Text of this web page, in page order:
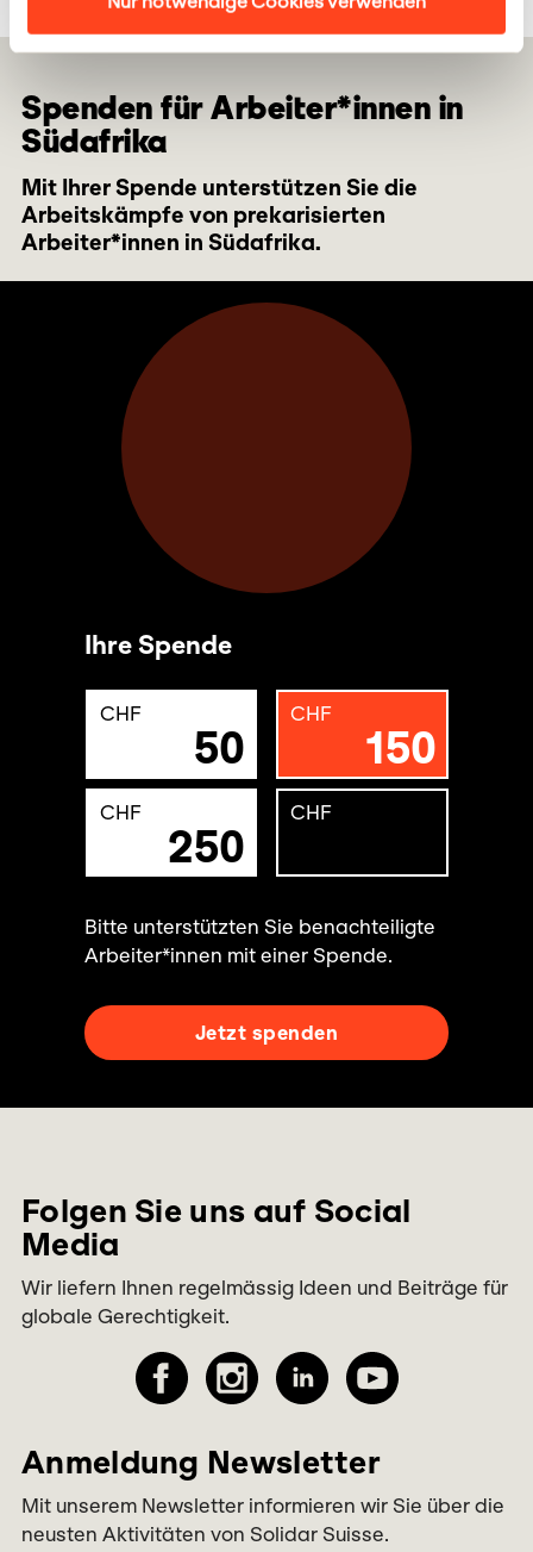
Spenden für Arbeiter*innen in
Südafrika
Mit Ihrer Spende unterstützen Sie die
Arbeitskämpfe von prekarisierten
Arbeiter*innen in Südafrika.
Ihre Spende
50
CHF
150
CHF
250
CHF CHF
Bitte unterstützten Sie benachteiligte
Arbeiter*innen mit einer Spende.
Jetzt spenden
Folgen Sie uns auf Social
Media
Wir liefern Ihnen regelmässig Ideen und Beiträge für
globale Gerechtigkeit.
Anmeldung Newsletter
Mit unserem Newsletter informieren wir Sie über die
neusten Aktivitäten von Solidar Suisse.